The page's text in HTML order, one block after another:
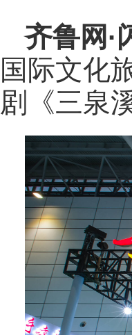
齐鲁网 ·
国际文化
剧《三泉